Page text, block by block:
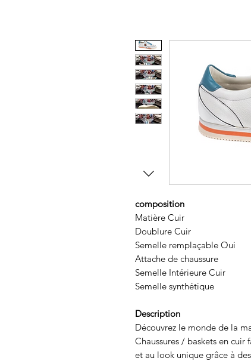
composition
Matière Cuir
Doublure Cuir
Semelle remplaçable Oui
Attache de chaussure
Semelle Intérieure Cuir
Semelle synthétique
Description
Découvrez le monde de la
Chaussures / baskets en
et au look unique grâce à